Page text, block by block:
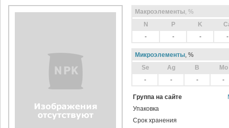
Макроэлементы, %
N
P K
-
- - -
Микроэлементы, %
Sе
Ag B
Mo
-
- - -
Группа на сайте
Упаковка
Срок хранения